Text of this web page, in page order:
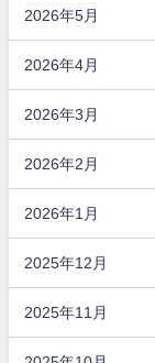
2026年5月
2026年4月
2026年3月
2026年2月
2026年1月
2025年12月
2025年11月